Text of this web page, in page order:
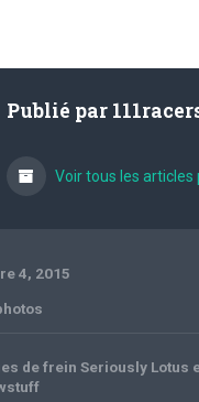
Publié par
Voir tous les articles
4, 2015
de frein Seriously Lotus